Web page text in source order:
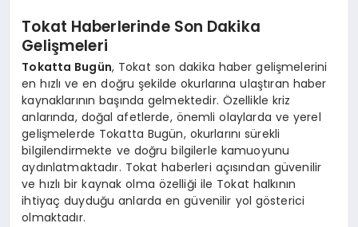
Tokat Haberlerinde Son Dakika
Gelişmeleri
Tokatta Bugün, Tokat son dakika haber gelişmelerini
en hızlı ve en doğru şekilde okurlarına ulaştıran haber
kaynaklarının başında gelmektedir. Özellikle kriz
anlarında, doğal afetlerde, önemli olaylarda ve yerel
gelişmelerde Tokatta Bugün, okurlarını sürekli
bilgilendirmekte ve doğru bilgilerle kamuoyunu
aydınlatmaktadır. Tokat haberleri açısından güvenilir
ve hızlı bir kaynak olma özelliği ile Tokat halkının
ihtiyaç duyduğu anlarda en güvenilir yol gösterici
olmaktadır.